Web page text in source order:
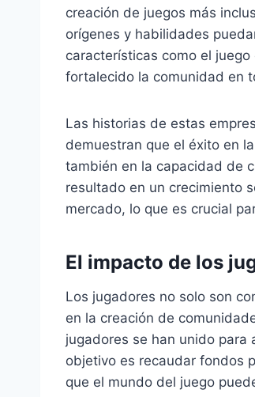
creación de juegos más
orígenes y habilidades
características como el
fortalecido la comunidad en
Las historias de estas
demuestran que el éxito en
también en la capacidad de
resultado en un crecimiento
mercado, lo que es crucial
El impacto de los
Los jugadores no solo son
en la creación de
jugadores se han unido para
objetivo es recaudar fondos
que el mundo del juego